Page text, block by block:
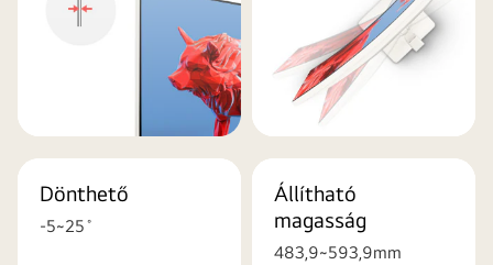
Dönthető
-5~25˚
Állítható
magasság
483,9~593,9mm